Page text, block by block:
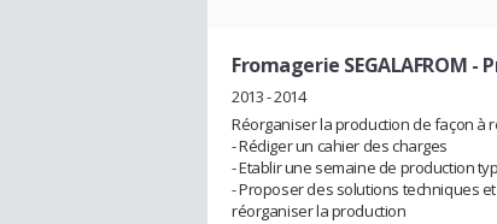
Fromagerie SEGALAFROM -
2013 - 2014
Réorganiser la production de façon à
- Rédiger un cahier des charges
- Etablir une semaine de production
- Proposer des solutions techniques
réorganiser la production